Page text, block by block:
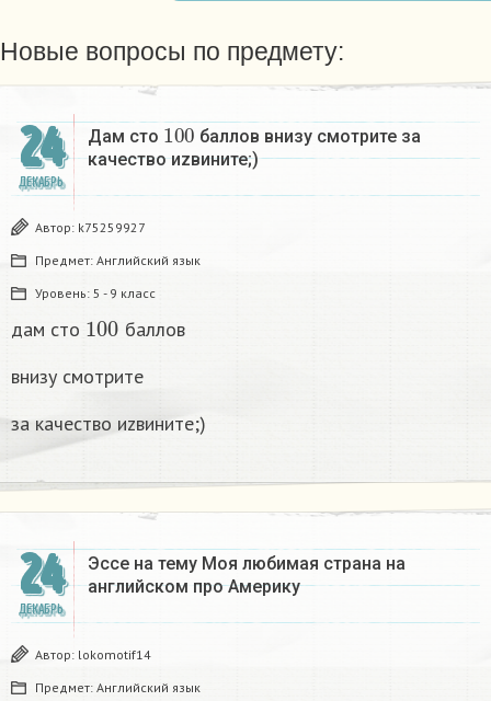
Новые вопросы по предмету:
24
ДЕКАБРЬ
Дам сто
100
баллов внизу смотрите за
качество иzвините;)
Автор: k75259927
Предмет: Английский язык
Уровень: 5 - 9 класс
дам сто
100
баллов
внизу смотрите
за качество иzвините;)
24
ДЕКАБРЬ
Эссе на тему Моя любимая страна на
английском про Америку​
Автор: lokomotif14
Предмет: Английский язык